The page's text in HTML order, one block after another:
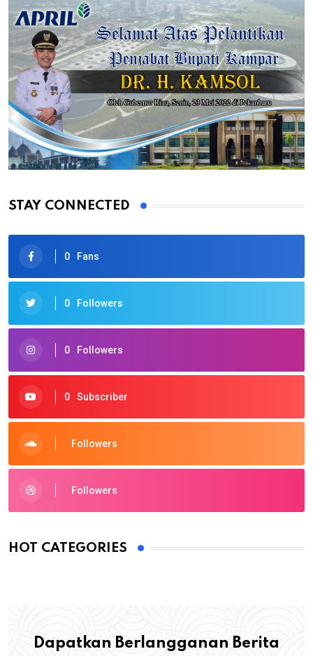
STAY CONNECTED
0 Fans
0 Followers
0 Followers
0 Subscriber
Followers
Followers
HOT CATEGORIES
Dapatkan Berlangganan Berita